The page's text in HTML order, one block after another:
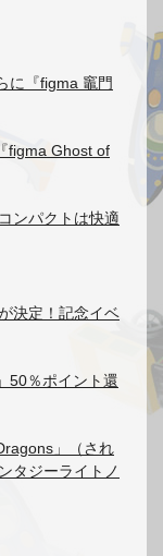
に『figma 竈門
figma Ghost of
ンパクトは快適
決定！記念イベ
50％ポイント還
」（され
タジーライトノ